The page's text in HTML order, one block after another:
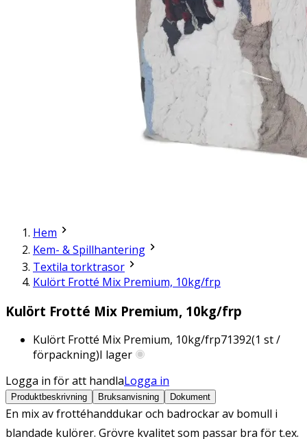
Hem
Kem- & Spillhantering
Textila torktrasor
Kulört Frotté Mix Premium, 10kg/frp
Kulört Frotté Mix Premium, 10kg/frp
Kulört Frotté Mix Premium, 10kg/frp71392(1 st /
förpackning)I lager
Logga in för att handlaLogga in
Produktbeskrivning Bruksanvisning Dokument
En mix av frottéhanddukar och badrockar av bomull i
blandade kulörer. Grövre kvalitet som passar bra för t.ex.